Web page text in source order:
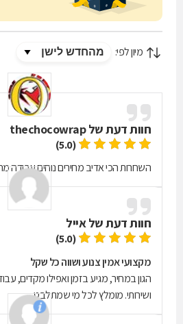
מיון לפי:
חוות דעת שלthechocowrap
(5.0)
השחרות הכי אדיב מחירים נוחים עבודה
חוות דעת שלאייל
(5.0)
מקצועי אמין צנוע ושווה כל שקל
הגון במחיר, מגיע בזמן ואפילו מקדים,
ושירותי. מומלץ לכל מי שמתלבט.